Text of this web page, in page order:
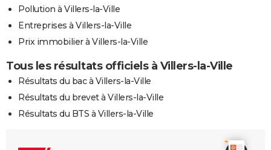
Pollution à Villers-la-Ville
Entreprises à Villers-la-Ville
Prix immobilier à Villers-la-Ville
Tous les résultats officiels à Villers-la-Ville
Résultats du bac à Villers-la-Ville
Résultats du brevet à Villers-la-Ville
Résultats du BTS à Villers-la-Ville